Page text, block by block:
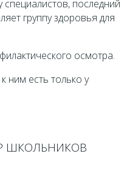
последний
группу здоровья для
осмотра.
ним есть только у
ШКОЛЬНИКОВ